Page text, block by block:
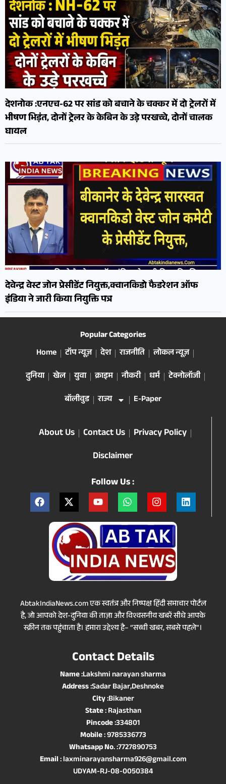
देशनोक :एनएच-62 पर सांड को बचाने के चक्कर में दो ट्रेलरों में
भीषण भिड़ंत, दोनों ट्रेलर के केबिन के उड़े परखच्चे, दोनों चालक
घायल
देवेन्द्र वेस्ट जोन प्रेसीडेंट नियुक्त,क्वानकिडो फैडरेशन ऑफ
इंडिया ने जारी किया नियुक्ति पत्र
Popular Categories
Home
टॉप न्यूज़ देश राजनीति
लोकल न्यूज़
दुनिया
खेल युवा क्राइम नौकरी धर्म
टेक्नोलॉजी
बॉलीवुड
राज्य E-Paper
About Us Contact Us
Privacy Policy
Disclaimer
Follow Us :
AbtakIndiaNews.com एक स्वतंत्र और निष्पक्ष हिंदी समाचार पोर्टल
है, जो आपको देश-दुनिया की ताज़ा और विश्वसनीय खबरें सीधे आपके
स्क्रीन तक पहुंचाता है। हमारा उद्देश्य है– “सच्ची खबर, सबसे पहले”।
Contact Details
Name:Lakshmi narayan sharma
Address:Sadar Bajar,Deshnoke
City:Bikaner
State: Rajasthan
Pincode:334801
Mobile: 9785336773
Whatsapp No. :7727890753
Email: laxminarayansharma926@gmail.com
UDYAM-RJ-08-0050384